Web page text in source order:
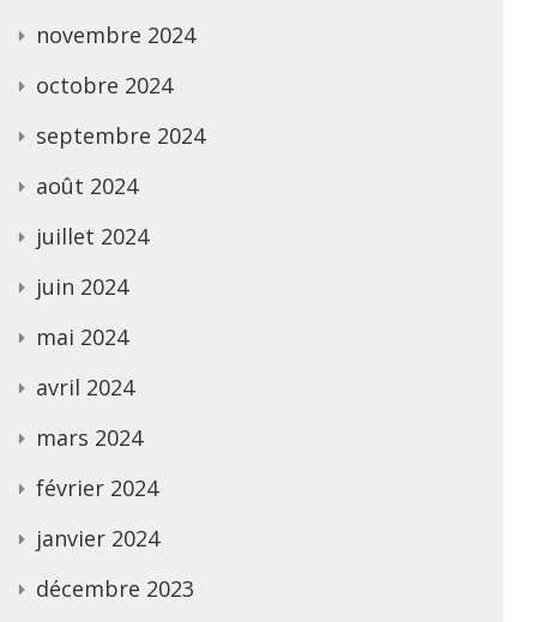
novembre 2024
octobre 2024
septembre 2024
août 2024
juillet 2024
juin 2024
mai 2024
avril 2024
mars 2024
février 2024
janvier 2024
décembre 2023